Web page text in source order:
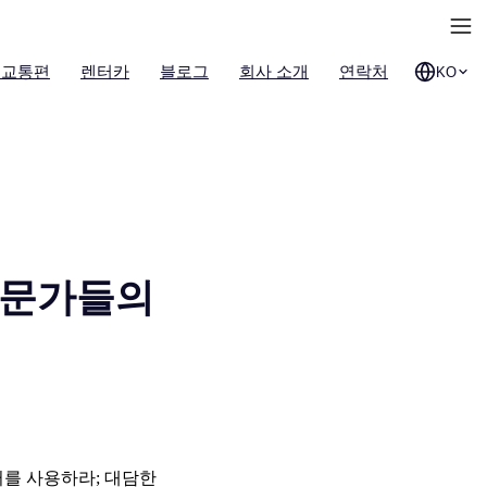
통편 렌터카 블로그 회사 소개 연락처 KO
가들의
사용하라; 대담한